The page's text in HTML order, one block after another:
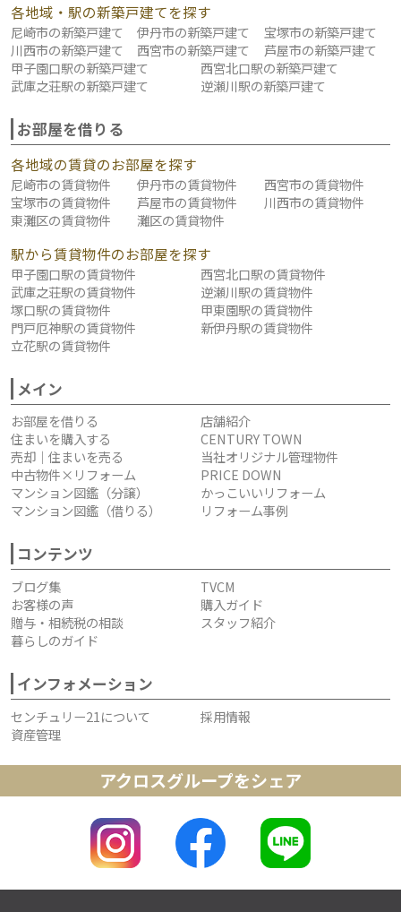
各地域・駅の新築戸建てを探す
尼崎市の新築戸建て 伊丹市の新築戸建て
宝塚市の新築戸建て
川西市の新築戸建て
西宮市の新築戸建て
芦屋市の新築戸建て
甲子園口駅の新築戸建て
西宮北口駅の新築戸建て
武庫之荘駅の新築戸建て
逆瀬川駅の新築戸建て
お部屋を借りる
各地域の賃貸のお部屋を探す
尼崎市の賃貸物件 伊丹市の賃貸物件
西宮市の賃貸物件
宝塚市の賃貸物件
芦屋市の賃貸物件
川西市の賃貸物件
東灘区の賃貸物件
灘区の賃貸物件
駅から賃貸物件のお部屋を探す
甲子園口駅の賃貸物件
西宮北口駅の賃貸物件
武庫之荘駅の賃貸物件
逆瀬川駅の賃貸物件
塚口駅の賃貸物件
甲東園駅の賃貸物件
門戸厄神駅の賃貸物件
新伊丹駅の賃貸物件
立花駅の賃貸物件
メイン
お部屋を借りる
店舗紹介
住まいを購入する
CENTURY TOWN
売却｜住まいを売る
当社オリジナル管理物件
中古物件×リフォーム
PRICE DOWN
マンション図鑑（分譲）
かっこいいリフォーム
マンション図鑑（借りる）
リフォーム事例
コンテンツ
ブログ集
TVCM
お客様の声
購入ガイド
贈与・相続税の相談
スタッフ紹介
暮らしのガイド
インフォメーション
センチュリー21について
採用情報
資産管理
アクロスグループをシェア